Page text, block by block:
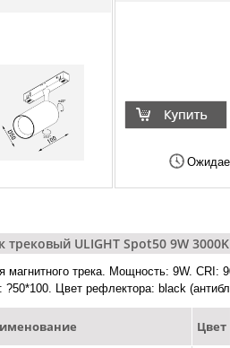
ULIGHT Spot50 9W
магнитного трека. Мощность: 9W. CRI:
Цвет рефлектора: black
Цвет